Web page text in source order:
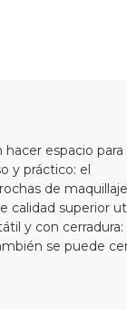
espacio para
y práctico: el
de
calidad superior
y con
se puede